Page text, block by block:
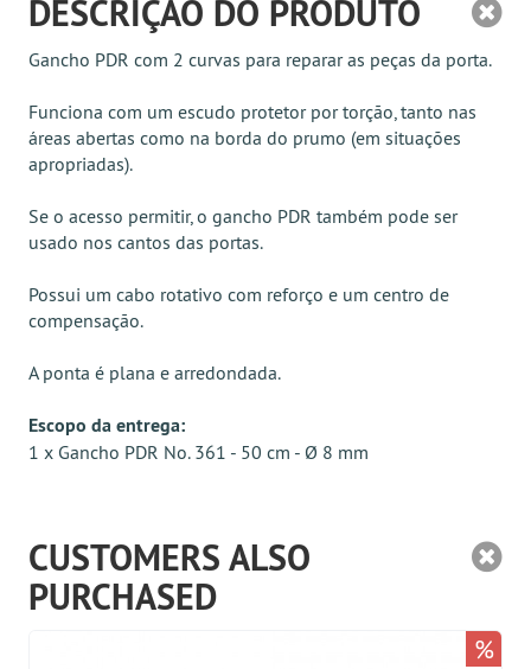
DESCRIÇÃO DO PRODUTO
Gancho PDR com 2 curvas para reparar as peças da porta.
Funciona com um escudo protetor por torção, tanto nas
áreas abertas como na borda do prumo (em situações
apropriadas).
Se o acesso permitir, o gancho PDR também pode ser
usado nos cantos das portas.
Possui um cabo rotativo com reforço e um centro de
compensação.
A ponta é plana e arredondada.
Escopo da entrega:
1 x Gancho PDR No. 361 - 50 cm - Ø 8 mm
CUSTOMERS ALSO
PURCHASED
%